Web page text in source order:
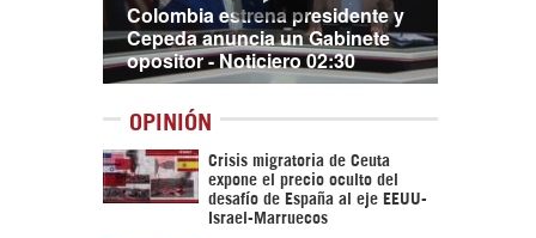
Colombia estrena presidente y
Cepeda anuncia un Gabinete
opositor - Noticiero 02:30
OPINIÓN
Crisis migratoria de Ceuta
expone el precio oculto del
desafío de España al eje EEUU-
Israel-Marruecos